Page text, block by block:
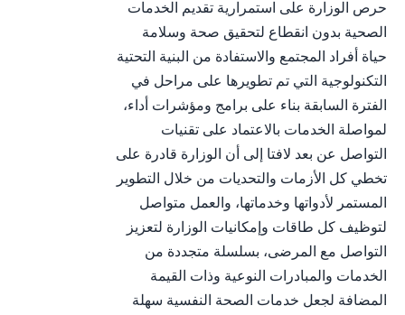
حرص الوزارة على استمرارية تقديم الخدمات
الصحية بدون انقطاع لتحقيق صحة وسلامة
حياة أفراد المجتمع والاستفادة من البنية التحتية
التكنولوجية التي تم تطويرها على مراحل في
الفترة السابقة بناء على برامج ومؤشرات أداء،
لمواصلة الخدمات بالاعتماد على تقنيات
التواصل عن بعد لافتا إلى أن الوزارة قادرة على
تخطي كل الأزمات والتحديات من خلال التطوير
المستمر لأدواتها وخدماتها، والعمل متواصل
لتوظيف كل طاقات وإمكانيات الوزارة لتعزيز
التواصل مع المرضى، بسلسلة متجددة من
الخدمات والمبادرات النوعية وذات القيمة
المضافة لجعل خدمات الصحة النفسية سهلة